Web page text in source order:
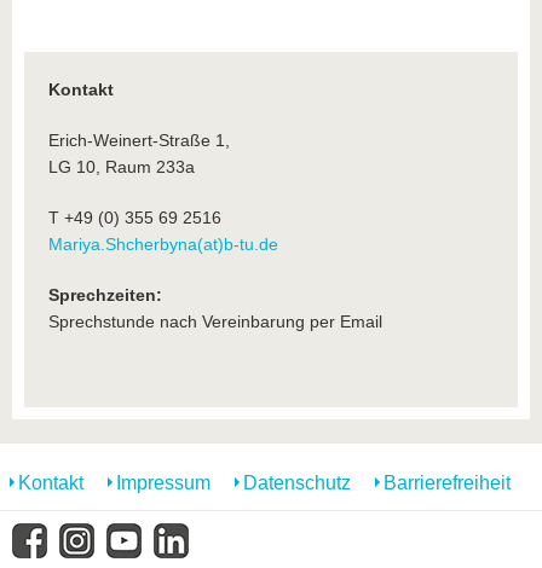
Kontakt
Erich-Weinert-Straße 1,
LG 10, Raum 233a
T +49 (0) 355 69 2516
Mariya.Shcherbyna(at)b-tu.de
Sprechzeiten:
Sprechstunde nach Vereinbarung per Email
Kontakt Impressum Datenschutz Barrierefreiheit